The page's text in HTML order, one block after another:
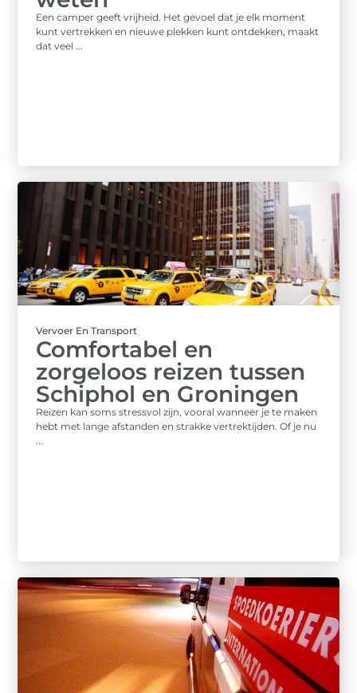
Een camper geeft vrijheid. Het gevoel dat je elk moment
kunt vertrekken en nieuwe plekken kunt ontdekken, maakt
dat veel ...
Vervoer En Transport
Comfortabel en
zorgeloos reizen tussen
Schiphol en Groningen
Reizen kan soms stressvol zijn, vooral wanneer je te maken
hebt met lange afstanden en strakke vertrektijden. Of je nu
...